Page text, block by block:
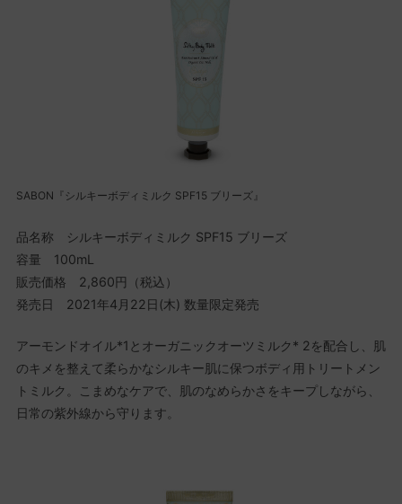
SABON『シルキーボディミルク SPF15 ブリーズ』
品名称 シルキーボディミルク SPF15 ブリーズ
容量 100mL
販売価格 2,860円（税込）
発売日 2021年4月22日(木) 数量限定発売
アーモンドオイル*1とオーガニックオーツミルク* 2を配合し、肌
のキメを整えて柔らかなシルキー肌に保つボディ用トリートメン
トミルク。こまめなケアで、肌のなめらかさをキープしながら、
日常の紫外線から守ります。